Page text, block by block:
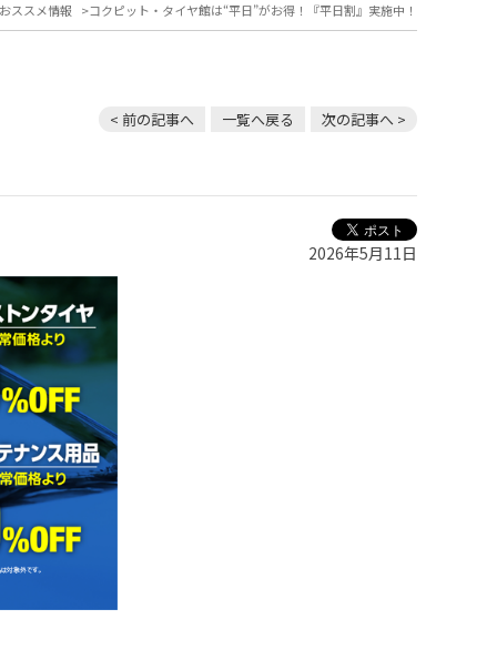
ススメ情報 コクピット・タイヤ館は“平日”がお得！『平日割』実施中！
< 前の記事へ 一覧へ戻る 次の記事へ >
2026年5月11日